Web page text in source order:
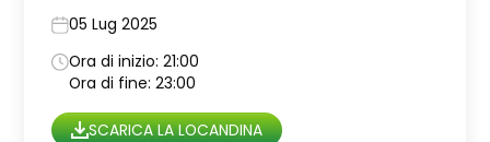
05 Lug 2025
Ora di inizio: 21:00
Ora di fine: 23:00
SCARICA LA LOCANDINA